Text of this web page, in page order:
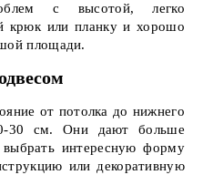
с высотой, легко
крюк или планку и хорошо
площади.
от потолка до нижнего
30 см. Они дают больше
интересную форму
или декоративную